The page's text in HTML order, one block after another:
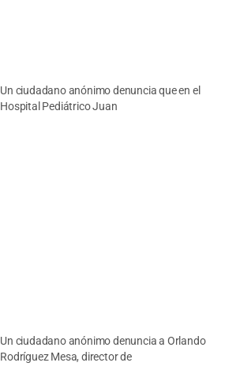
Un ciudadano anónimo denuncia que en el
Hospital Pediátrico Juan
Un ciudadano anónimo denuncia a Orlando
Rodríguez Mesa, director de